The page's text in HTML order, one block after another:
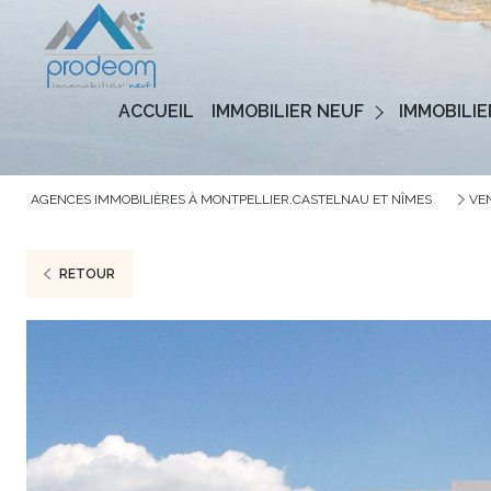
ACCUEIL IMMOBILIER NEUF
Programmes Neufs
AGENCES IMMOBILIÈRES À MONTPELLIER,CASTELNAU ET NÎMES
RETOUR